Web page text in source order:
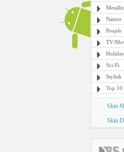
Metallic
Nature
People
TV/
Sci-Fi
Stylish
Top 10
Skin
Skin